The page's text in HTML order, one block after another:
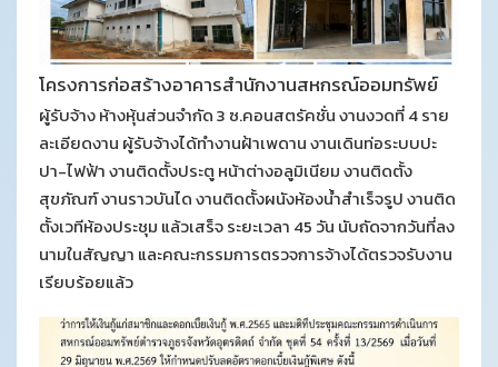
โครงการก่อสร้างอาคารสำนักงานสหกรณ์ออมทรัพย์
ตำรวจภูธรจังหวัดอุตรดิตถ์ จำกัด
ผู้รับจ้าง ห้างหุ้นส่วนจำกัด 3 ซ.คอนสตรัคชั่น งานงวดที่ 4 ราย
ละเอียดงาน ผู้รับจ้างได้ทำงานฝ้าเพดาน งานเดินท่อระบบปะ
ปา-ไฟฟ้า งานติดตั้งประตู หน้าต่างอลูมิเนียม งานติดตั้ง
สุขภัณฑ์ งานราวบันได งานติดตั้งผนังห้องน้ำสำเร็จรูป งานติด
ตั้งเวทีห้องประชุม แล้วเสร็จ ระยะเวลา 45 วัน นับถัดจากวันที่ลง
นามในสัญญา และคณะกรรมการตรวจการจ้างได้ตรวจรับงาน
เรียบร้อยแล้ว